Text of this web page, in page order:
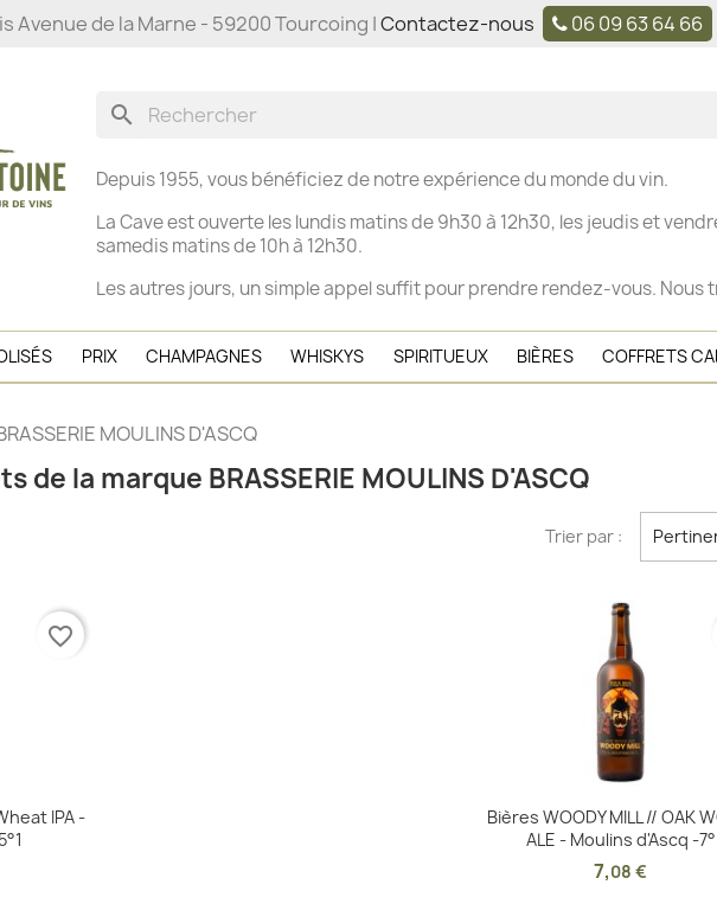
Avenue de la Marne - 59200 Tourcoing |Contactez-nous 06 09 63 64 66
search
Depuis 1955, vous bénéficiez de notre expérience du monde du vin.
La Cave est ouverte leslundis matins de 9h30 à 12h30, les jeudis et
samedis matins de 10h à 12h30.
Les autres jours, un simple appel suffit pour prendre rendez-vous. Nous
PRIX CHAMPAGNES WHISKYS SPIRITUEUX BIÈRES COFFRETS
MOULINS D'ASCQ
de la marque BRASSERIE MOULINS D'ASCQ
Trier par :
IPA -
favorite_border
Aperçu rapide
Bières WOODY MILL // OAK
ALE - Moulins d'Ascq -7°
7,08 €